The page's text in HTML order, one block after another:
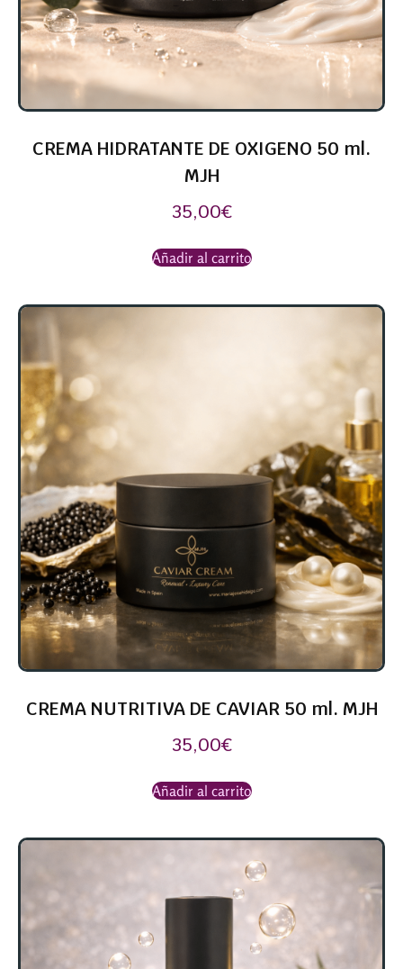
CREMA HIDRATANTE DE OXIGENO 50 ml.
MJH
35,00€
Añadir al carrito
CREMA NUTRITIVA DE CAVIAR 50 ml. MJH
35,00€
Añadir al carrito